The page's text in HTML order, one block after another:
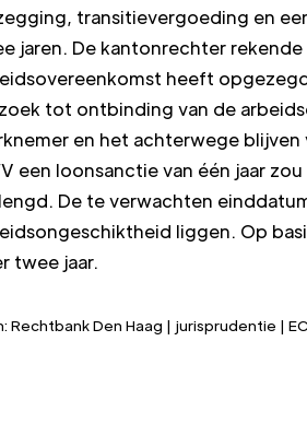
transitievergoeding en
jaren. De kantonrechter
heeft
tot ontbinding van de
en het achterwege
een loonsanctie van één jaar
De te verwachten
liggen. Op
twee jaar.
Rechtbank Den Haag | jurisprudentie |